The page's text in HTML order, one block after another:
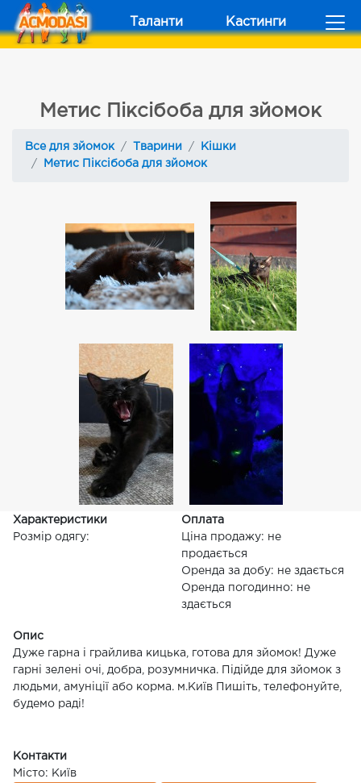
Таланти Кастинги
Метис Піксібоба для зйомок
Все для зйомок Тварини
Кішки
Метис Піксібоба для зйомок
Характеристики
Розмір одягу:
Оплата
Ціна продажу: не
продається
Оренда за добу: не здається
Оренда погодинно: не
здається
Опис
Дуже гарна і грайлива кицька, готова для зйомок! Дуже
гарні зелені очі, добра, розумничка. Підійде для зйомок з
людьми, амуніції або корма. м.Київ Пишіть, телефонуйте,
будемо раді!
Контакти
Місто: Київ